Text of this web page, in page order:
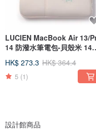
/CARRY ON. LIVE YOUR DREAM.
我們喜歡看到一個人帶著包包樣
的炫耀；有的專業，有的休閒；
而真正重要的是: 你有夢想嗎？
人怎麼想，請不要放棄繼續尋找
ON. LIVE YOUR DREAM!
LUCIEN MacBook Air 13/
14 防潑水筆電包-貝殼米 14
HK$ 273.3 HK$ 364.4
5 (1)
設計館商品